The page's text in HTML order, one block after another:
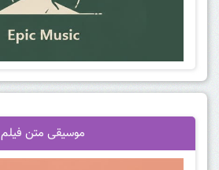
موسیقی متن فیلم